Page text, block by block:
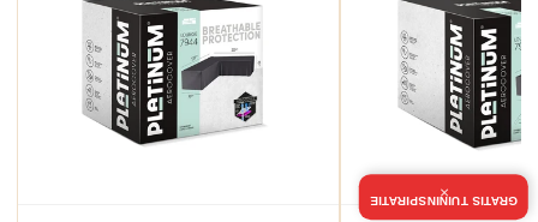
GRATIS TUININSPIRATIE
×